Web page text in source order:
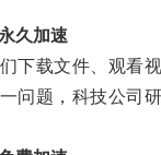
久加速
载文件、观看视
题，科技公司研